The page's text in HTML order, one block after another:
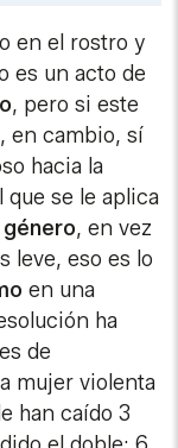
en el rostro y
es un acto de
, pero si este
en cambio, sí
hacia la
se le aplica
, en vez
leve, eso es lo
en una
ha
de
mujer violenta
han caído 3